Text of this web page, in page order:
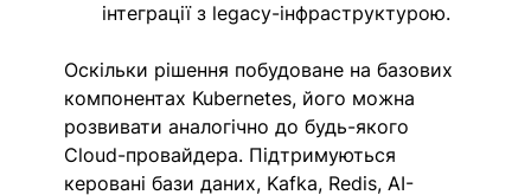
інтеграції з legacy-інфраструктурою.
Оскільки рішення побудоване на базових
компонентах Kubernetes, його можна
розвивати аналогічно до будь-якого
Cloud-провайдера. Підтримуються
керовані бази даних, Kafka, Redis, AI-